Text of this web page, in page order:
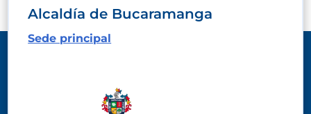
Alcaldía de Bucaramanga
Sede principal